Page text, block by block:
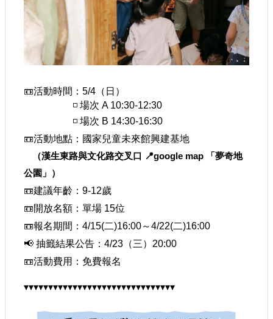
📼活動時間： 5/4 （日）
◽ 場次 A 10:30-12:30
◽ 場次 B 14:30-16:30
📼活動地點：國家兒童未來館興建基地
（漢生東路與文化路交叉口 📍google map 「夢奇地
公園 」）
📼建議年齡： 9-12歲
📼開放名額：單場 15位
📼報名期間：4/15(二)16:00～4/22(二)16:00
📢 抽籤結果公告：4/23（三）20:00
📼活動費用：免費報名
▾▾▾▾▾▾▾▾▾▾▾▾▾▾▾▾▾▾▾▾▾▾▾▾▾▾▾▾▾▾▾